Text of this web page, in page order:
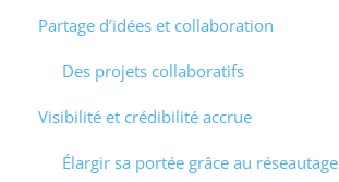
Partage d’idées et collaboration
Des projets collaboratifs
Visibilité et crédibilité accrue
Élargir sa portée grâce au réseautage